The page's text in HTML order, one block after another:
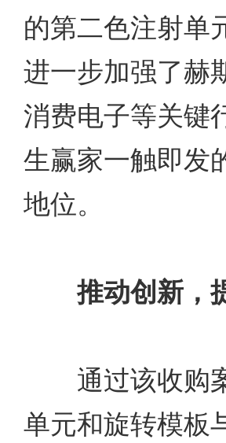
的第二色注射单
进一步加强了赫
消费电子等关键
生赢家一触即发
地位。
推动创新，
通过该收购案
单元和旋转模板